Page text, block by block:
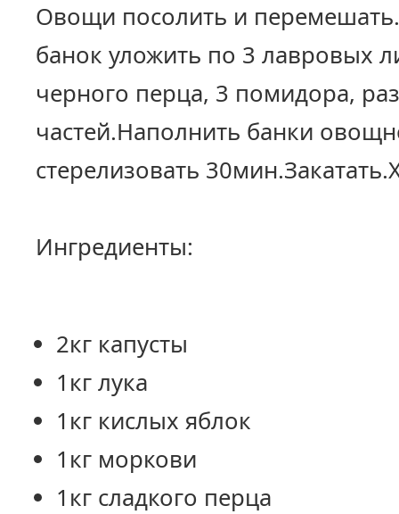
Овощи посолить и
банок уложить по 3 лавровых
черного перца, 3 помидора,
частей.Наполнить банки
стерелизовать
Ингредиенты:
2кг капусты
1кг лука
1кг кислых яблок
1кг моркови
1кг сладкого перца